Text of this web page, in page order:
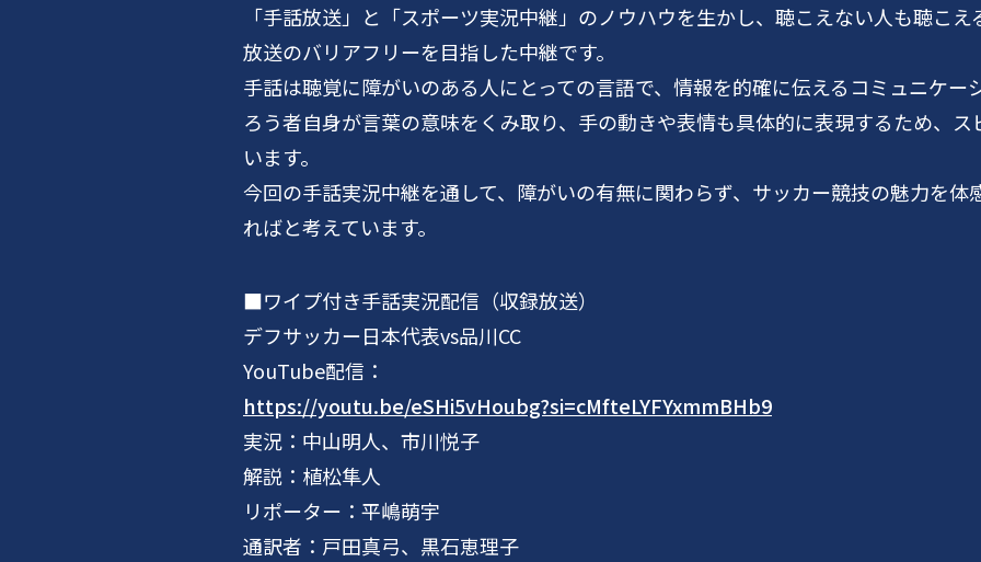
「手話放送」と「スポーツ実況中継」のノウハウを生かし、聴こえない人も聴こ
放送のバリアフリーを目指した中継です。
手話は聴覚に障がいのある人にとっての言語で、情報を的確に伝えるコミュニケー
ろう者自身が言葉の意味をくみ取り、手の動きや表情も具体的に表現するため、
います。
今回の手話実況中継を通して、障がいの有無に関わらず、サッカー競技の魅力を体
ればと考えています。
■ワイプ付き手話実況配信（収録放送）
デフサッカー日本代表vs品川CC
YouTube配信：
https://youtu.be/eSHi5vHoubg?si=cMfteLYFYxmmBHb9
実況：中山明人、市川悦子
解説：植松隼人
リポーター：平嶋萌宇
通訳者：戸田真弓、黒石恵理子